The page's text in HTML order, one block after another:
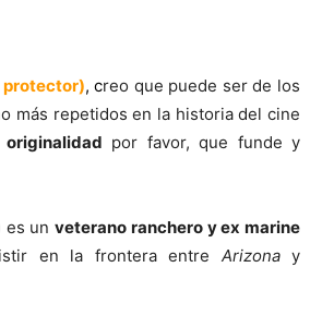
protector), creo que puede ser de los
más repetidos en la historia del cine
originalidad por favor, que funde y
es un veterano ranchero y ex marine
en la frontera entre Arizonay